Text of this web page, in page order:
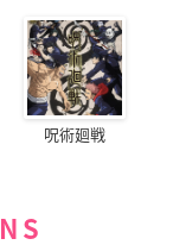
呪術廻戦